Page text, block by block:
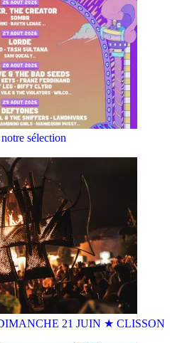
sélection
21 JUIN ★ CLISSON